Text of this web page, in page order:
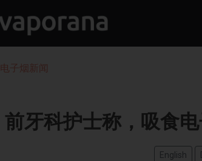
电子烟新闻
前牙科护士称，吸食
English